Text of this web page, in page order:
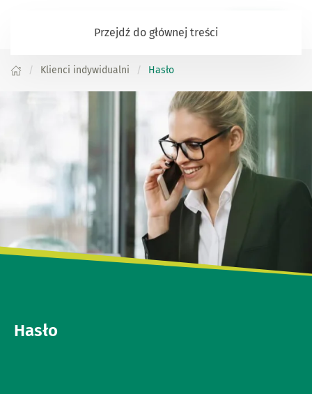
Przejdź do głównej treści
Klienci indywidualni Hasło
Hasło